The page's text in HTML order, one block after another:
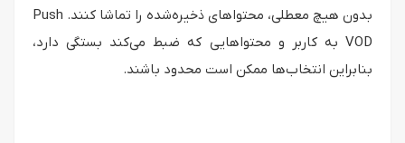
بدون هیچ معطلی، محتواهای ذخیره‌شده را تماشا کنند. Push
VOD به کاربر و محتواهایی که ضبط می‌کند بستگی دارد،
بنابراین انتخاب‌ها ممکن است محدود باشند.